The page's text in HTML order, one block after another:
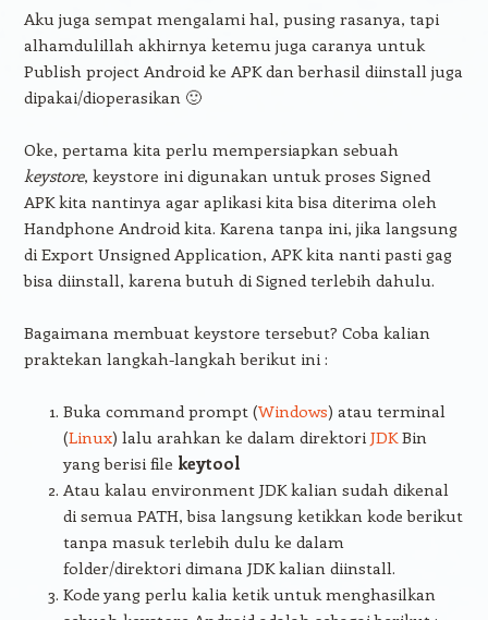
Aku juga sempat mengalami hal, pusing rasanya, tapi
alhamdulillah akhirnya ketemu juga caranya untuk
Publish project Android ke APK dan berhasil diinstall juga
dipakai/dioperasikan 🙂
Oke, pertama kita perlu mempersiapkan sebuah
keystore, keystore ini digunakan untuk proses Signed
APK kita nantinya agar aplikasi kita bisa diterima oleh
Handphone Android kita. Karena tanpa ini, jika langsung
di Export Unsigned Application, APK kita nanti pasti gag
bisa diinstall, karena butuh di Signed terlebih dahulu.
Bagaimana membuat keystore tersebut? Coba kalian
praktekan langkah-langkah berikut ini :
Buka command prompt (Windows) atau terminal
(Linux) lalu arahkan ke dalam direktori JDKBin
yang berisi file keytool
Atau kalau environment JDK kalian sudah dikenal
di semua PATH, bisa langsung ketikkan kode berikut
tanpa masuk terlebih dulu ke dalam
folder/direktori dimana JDK kalian diinstall.
Kode yang perlu kalia ketik untuk menghasilkan